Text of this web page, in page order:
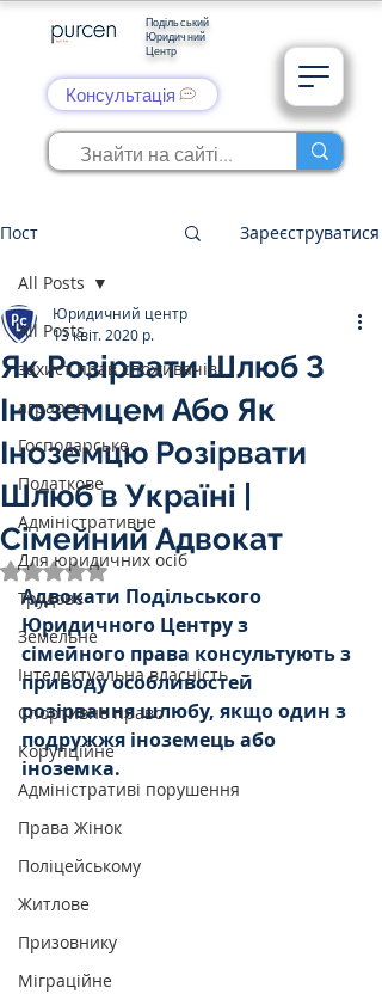
Подільський
Юридичний
Центр
Консультація
Пост Зареєструватися
All Posts
захист прав споживачів
аграрне
Господарське
Податкове
Адміністративне
Для юридичних осіб
Трудове
Земельне
Інтелектуальна власність
Спортивне право
Корупційне
Адміністративі порушення
Права Жінок
Поліцейському
Житлове
Призовнику
Міграційне
All Posts
Як Розірвати Шлюб З
Іноземцем Або Як
Іноземцю Розірвати
Шлюб в Україні |
Сімейний Адвокат
Юридичний центр
13 квіт. 2020 р.
Оцінка: NaN з 5 зірок.
Адвокати Подільського
Юридичного Центру з
сімейного права консультують з
приводу особливостей
розірвання шлюбу, якщо один з
подружжя іноземець або
іноземка.